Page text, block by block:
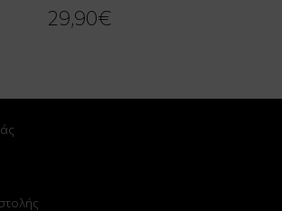
29,90€